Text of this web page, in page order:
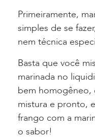
Primeiramente,
simples de se
nem técnica
Basta que você
marinada no
bem
mistura e pronto,
frango com a
o sabor!